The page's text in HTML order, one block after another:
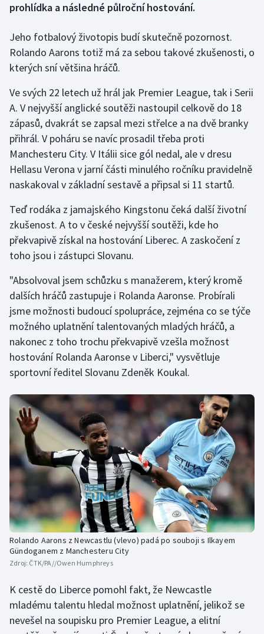
Florbal
Futsal
Golf
Gymnastika
Házená
Jezdectví
Judo
Krasobruslení
Lezení
Lyže a snowboard
Moderní pětiboj
Motorsport
Parasport
Plavání
Plážový volejbal
Ragby
Rychlobruslení
Rychlostní kanoistika
Short track
Sportovní střelba
prohlídka a následné půlroční hostování.
Jeho fotbalový životopis budí skutečně pozornost.
Rolando Aarons totiž má za sebou takové zkušenosti, o
kterých sní většina hráčů.
Ve svých 22 letech už hrál jak Premier League, tak i Serii
A. V nejvyšší anglické soutěži nastoupil celkově do 18
zápasů, dvakrát se zapsal mezi střelce a na dvě branky
přihrál. V poháru se navíc prosadil třeba proti
Manchesteru City. V Itálii sice gól nedal, ale v dresu
Hellasu Verona v jarní části minulého ročníku pravidelně
naskakoval v základní sestavě a připsal si 11 startů.
Teď rodáka z jamajského Kingstonu čeká další životní
zkušenost. A to v české nejvyšší soutěži, kde ho
překvapivě získal na hostování Liberec. A zaskočení z
toho jsou i zástupci Slovanu.
"Absolvoval jsem schůzku s manažerem, který kromě
dalších hráčů zastupuje i Rolanda Aaronse. Probírali
jsme možnosti budoucí spolupráce, zejména co se týče
možného uplatnění talentovaných mladých hráčů, a
nakonec z toho trochu překvapivě vzešla možnost
hostování Rolanda Aaronse v Liberci," vysvětluje
sportovní ředitel Slovanu Zdeněk Koukal.
Rolando Aarons z Newcastlu (vlevo) padá po souboji s Ilkayem
Gündoganem z Manchesteru City
Zdroj: ČTK/PA//Owen Humphreys
K cestě do Liberce pomohl fakt, že Newcastle
mladému talentu hledal možnost uplatnění, jelikož se
nevešel na soupisku pro Premier League, a elitní